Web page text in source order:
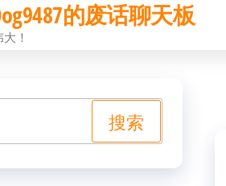
的废话聊天板
！